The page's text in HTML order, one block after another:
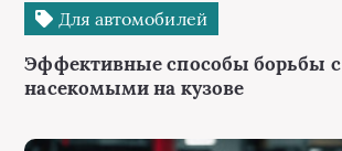
Для автомобилей
Эффективные способы борьбы с
насекомыми на кузове